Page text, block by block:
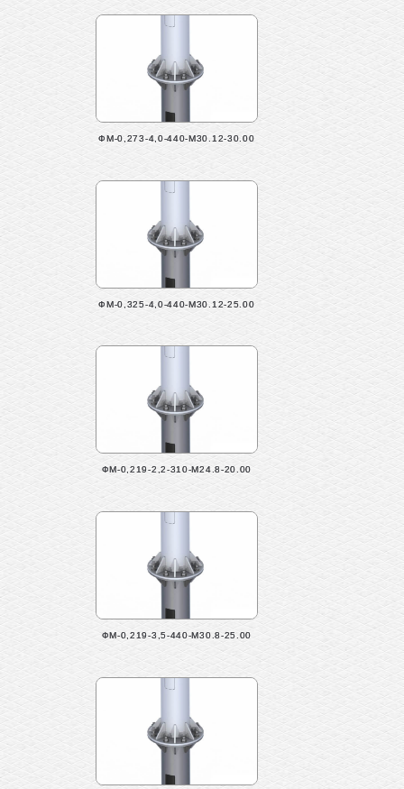
ФМ-0,273-4,0-440-М30.12-30.00
ФМ-0,325-4,0-440-М30.12-25.00
ФМ-0,219-2,2-310-М24.8-20.00
ФМ-0,219-3,5-440-М30.8-25.00